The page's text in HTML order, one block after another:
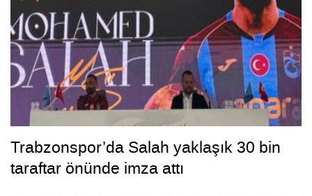
Trabzonspor’da Salah yaklaşık 30 bin
taraftar önünde imza attı